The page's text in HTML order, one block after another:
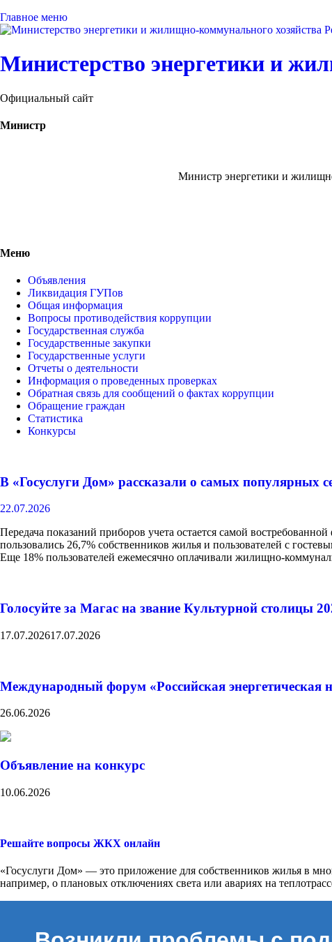
Главное меню
Министерство энергетики и
Официальный сайт
Министр
Министр энергетики и
Меню
Объявления
Ликвидация ГУПов
Общая информация
Вопросы противодействия коррупции
Государственная служба
Государственные закупки
Государственные услуги
Отчеты о деятельности
Информация о проведенных проверках
Обратная связь для сообщений о фактах коррупции
Обращение граждан
Статистика
Конкурсы
В «Госуслуги Дом» рассказали о самых популярных
22.07.2026
Передача показаний приборов учета остается самой
пользовались 26,7% собственников жилья и пользователей с
Еще 18% пользователей ежемесячно оплачивали жилищно-
Голосуйте за Магас на звание Культурной столицы
17.07.202617.07.2026
Международный форум «Российская энергетическая
26.06.2026
Объявление на конкурс
10.06.2026
Решайте вопросы ЖКХ онлайн
«Госуслуги Дом» — это приложение для собственников жилья в
например, о плановых отключениях света или авариях на